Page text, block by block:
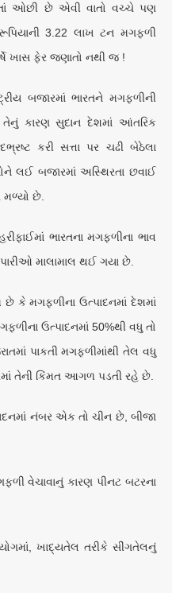
ઓછી છે એવી વાતો વચ્ચે પણ
3.22 લાખ ટન મગફળી
ખાસ ફેર જણાતો નથી જ !
બજારમાં ભારતને મગફળીની
કારણ સુદાન દેશમાં આંતરિક
કરી સત્તા પર ચઢી બેઠેલા
લઈ બજારમાં અસ્થિરતા છવાઈ
છે.
ભારતના મગફળીના ભાવ
માલામાલ થઈ ગયા છે.
છે કે મગફળીના ઉત્પાદનમાં દેશમાં
ઉત્પાદનમાં 50%થી વધુ તો
પાકતી મગફળીમાંથી તેલ વધુ
તેની કિંમત આગળ પડતી રહે છે.
નંબર એક તો ચીન છે, બીજા
વેચાવાનું કારણ પીનટ બટરના
ખાદ્યતેલ તરીકે સીંગતેલનું